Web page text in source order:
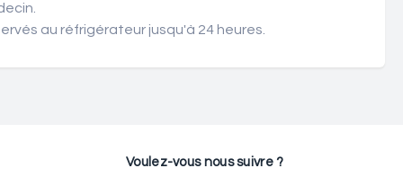
au réfrigérateur jusqu'à 24 heures.
Voulez-vous nous suivre ?